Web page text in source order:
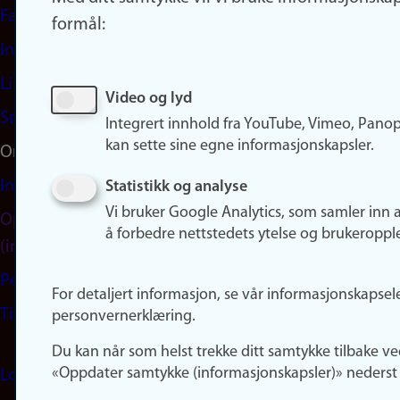
Facebook
Instagram
LinkedIn
Snapchat
Om nettstedet
Informasjonskapsler
Oppdater samtykke
(informasjonskapsler)
Personvern
Tilgjengelighetserklæring
Logg inn
formål:
Video og lyd
Integrert innhold fra YouTube, Vimeo,
kan sette sine egne informasjonskapsler.
Statistikk og analyse
Vi bruker Google Analytics, som samler inn
å forbedre nettstedets ytelse og
For detaljert informasjon, se vår
personvernerklæring.
Du kan når som helst trekke ditt samtykke tilbake
«Oppdater samtykke (informasjonskapsler)» nederst